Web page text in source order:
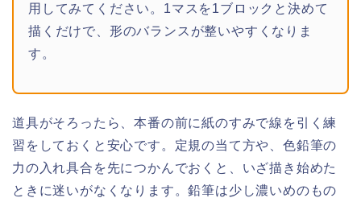
用してみてください。1マスを1ブロックと決めて
描くだけで、形のバランスが整いやすくなりま
す。
道具がそろったら、本番の前に紙のすみで線を引く練
習をしておくと安心です。定規の当て方や、色鉛筆の
力の入れ具合を先につかんでおくと、いざ描き始めた
ときに迷いがなくなります。鉛筆は少し濃いめのもの